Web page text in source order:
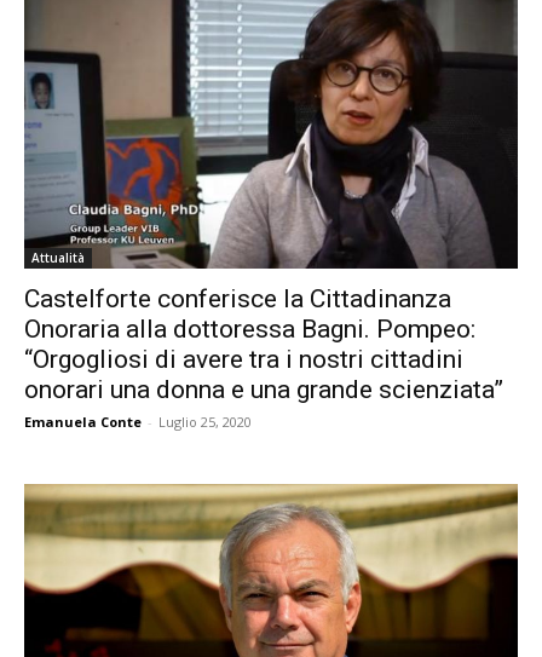
Attualità
Castelforte conferisce la Cittadinanza
Onoraria alla dottoressa Bagni. Pompeo:
“Orgogliosi di avere tra i nostri cittadini
onorari una donna e una grande scienziata”
Emanuela Conte - Luglio 25, 2020